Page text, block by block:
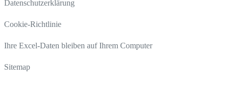
Datenschutzerklärung
Cookie-Richtlinie
Ihre Excel-Daten bleiben auf Ihrem Computer
Sitemap